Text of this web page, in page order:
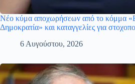
Νέο κύμα αποχωρήσεων από το κόμμα
Δημοκρατία» και καταγγελίες για
6 Αυγούστου, 2026